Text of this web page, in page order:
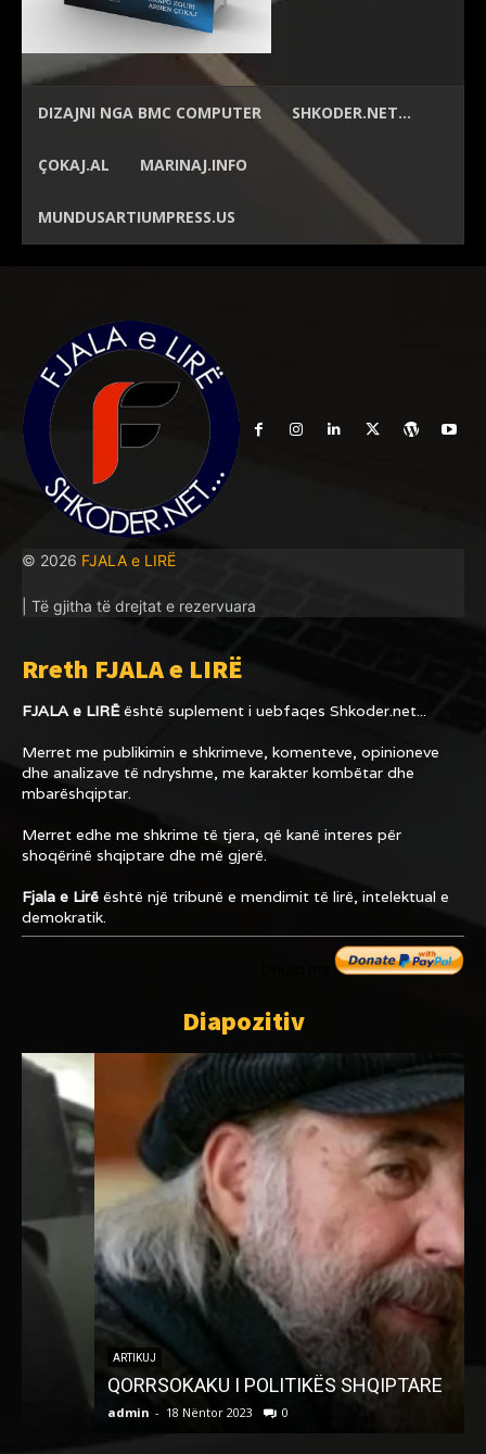
DIZAJNI NGA BMC COMPUTER SHKODER.NET…
ÇOKAJ.AL MARINAJ.INFO
MUNDUSARTIUMPRESS.US
© 2026 FJALA e LIRË
| Të gjitha të drejtat e rezervuara
Rreth FJALA e LIRË
FJALA e LIRËështë suplement i uebfaqes Shkoder.net...
Merret me publikimin e shkrimeve, komenteve, opinioneve
dhe analizave të ndryshme, me karakter kombëtar dhe
mbarëshqiptar.
Merret edhe me shkrime të tjera, që kanë interes për
shoqërinë shqiptare dhe më gjerë.
Fjala e Lirë është një tribunë e mendimit të lirë, intelektual e
demokratik.
Diapozitiv
QORRSOKAKU I POLITIKËS SHQIPTARE
18 Nëntor 2023 0